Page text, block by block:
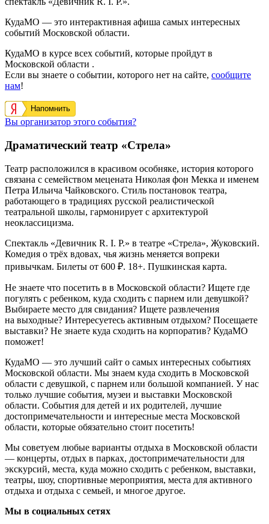
КудаМО — это интерактивная афиша самых интересных
событий Московской области.
КудаМО в курсе всех событий, которые пройдут в
Московской области .
Если вы знаете о событии, которого нет на сайте, сообщите
нам!
Напомнить
Вы организатор этого события?
Драматический театр «Стрела»
Театр расположился в красивом особняке, история которого
связана с семейством мецената Николая фон Мекка и именем
Петра Ильича Чайковского. Стиль постановок театра,
работающего в традициях русской реалистической
театральной школы, гармонирует с архитектурой
неоклассицизма.
Спектакль «Девичник R. I. P.» в театре «Стрела», Жуковский.
Комедия о трёх вдовах, чья жизнь меняется вопреки
привычкам. Билеты от 600 ₽. 18+. Пушкинская карта.
Не знаете что посетить в в Московской области? Ищете где
погулять с ребенком, куда сходить с парнем или девушкой?
Выбираете место для свидания? Ищете развлечения
на выходные? Интересуетесь активным отдыхом? Посещаете
выставки? Не знаете куда сходить на корпоратив? КудаМО
поможет!
КудаМО — это лучший сайт о самых интересных событиях
Московской области. Мы знаем куда сходить в Московской
области с девушкой, с парнем или большой компанией. У нас
только лучшие события, музеи и выставки Московской
области. События для детей и их родителей, лучшие
достопримечательности и интересные места Московской
области, которые обязательно стоит посетить!
Мы советуем любые варианты отдыха в Московской области
— концерты, отдых в парках, достопримечательности для
экскурсий, места, куда можно сходить с ребенком, выставки,
театры, шоу, спортивные мероприятия, места для активного
отдыха и отдыха с семьей, и многое другое.
Мы в социальных сетях